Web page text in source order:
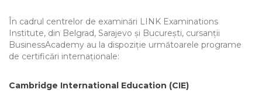
În cadrul centrelor de examinări LINK Examinations
Institute, din Belgrad, Sarajevo și București, cursanții
BusinessAcademy au la dispoziție următoarele programe
de certificări internaționale:
Cambridge International Education (CIE)